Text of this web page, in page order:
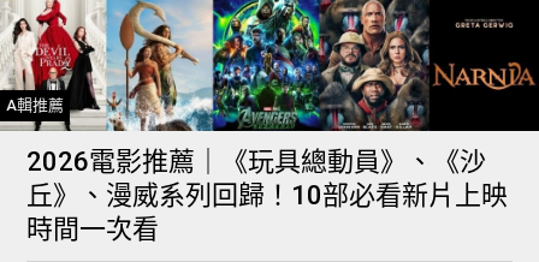
A輯推薦
2026電影推薦｜《玩具總動員》、《沙
丘》、漫威系列回歸！10部必看新片上映
時間一次看